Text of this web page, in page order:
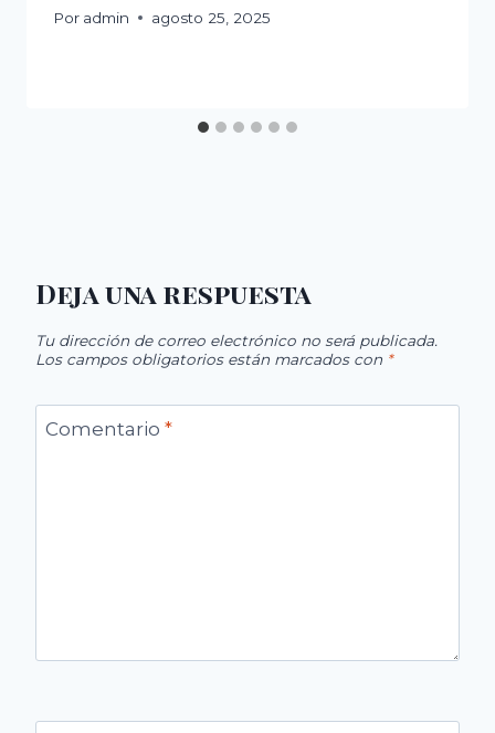
Por admin agosto 25, 2025
Deja una respuesta
Tu dirección de correo electrónico no será publicada.
Los campos obligatorios están marcados con *
Comentario *